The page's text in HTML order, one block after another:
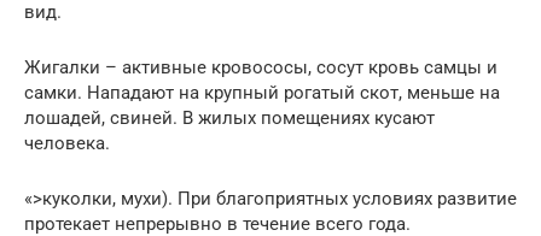
вид.
Жигалки – активные кровососы, сосут кровь самцы и
самки. Нападают на крупный рогатый скот, меньше на
лошадей, свиней. В жилых помещениях кусают
человека.
«>куколки, мухи). При благоприятных условиях развитие
протекает непрерывно в течение всего года.